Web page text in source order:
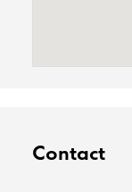
Contact